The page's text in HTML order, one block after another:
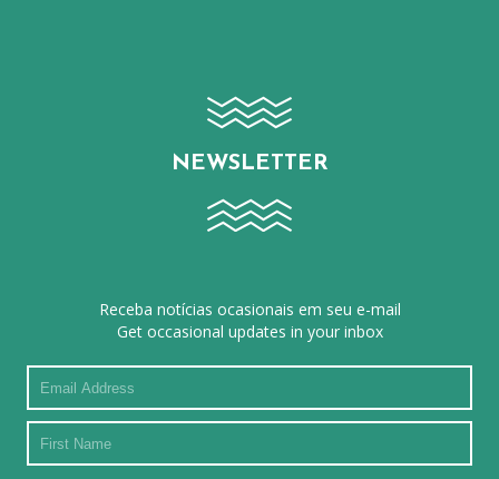
NEWSLETTER
Receba notícias ocasionais em seu e-mail
Get occasional updates in your inbox